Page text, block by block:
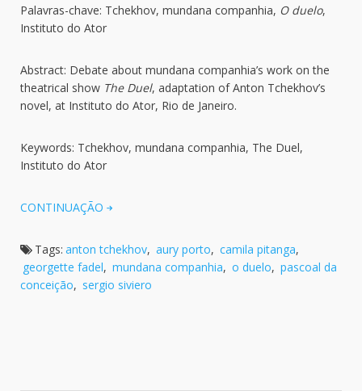
Palavras-chave: Tchekhov, mundana companhia, O duelo,
Instituto do Ator
Abstract: Debate about mundana companhia’s work on the
theatrical show The Duel, adaptation of Anton Tchekhov’s
novel, at Instituto do Ator, Rio de Janeiro.
Keywords: Tchekhov, mundana companhia, The Duel,
Instituto do Ator
CONTINUAÇÃO
Tags: anton tchekhov, aury porto, camila pitanga,
georgette fadel, mundana companhia, o duelo, pascoal da
conceição, sergio siviero